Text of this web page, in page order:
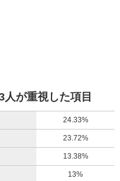
が重視した項目
24.33%
23.72%
13.38%
13%